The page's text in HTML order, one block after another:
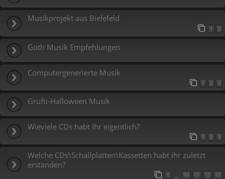
Musikprojekt aus Bielefeld
1 2
Goth Musik Empfehlungen
Computergenerierte Musik
1 2 3
Grufti-Halloween Musik
Wieviele CDs habt Ihr eigentlich?
1 2 3
Welche CDs\Schallplatten\Kassetten habt ihr zuletzt
erstanden?
1 10 11 12 13